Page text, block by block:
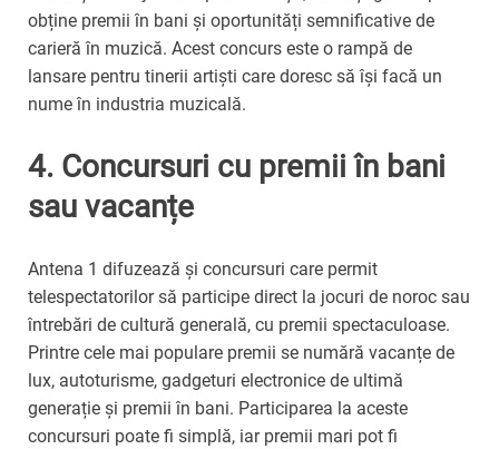
obține premii în bani și oportunități semnificative de
carieră în muzică. Acest concurs este o rampă de
lansare pentru tinerii artiști care doresc să își facă un
nume în industria muzicală.
4. Concursuri cu premii în bani
sau vacanțe
Antena 1 difuzează și concursuri care permit
telespectatorilor să participe direct la jocuri de noroc sau
întrebări de cultură generală, cu premii spectaculoase.
Printre cele mai populare premii se numără vacanțe de
lux, autoturisme, gadgeturi electronice de ultimă
generație și premii în bani. Participarea la aceste
concursuri poate fi simplă, iar premii mari pot fi